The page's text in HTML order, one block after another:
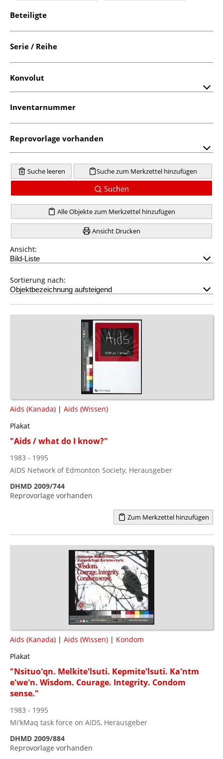
Beteiligte
Serie / Reihe
Konvolut
Inventarnummer
Reprovorlage vorhanden
Suche leeren Suche zum Merkzettel hinzufügen
Suchen
Alle Objekte zum Merkzettel hinzufügen
Ansicht Drucken
Ansicht:
Sortierung nach:
Aids (Kanada) | Aids (Wissen)
Plakat
"Aids / what do I know?"
1983 - 1995
AIDS Network of Edmonton Society, Herausgeber
DHMD 2009/744
Reprovorlage vorhanden
Zum Merkzettel hinzufügen
Aids (Kanada) | Aids (Wissen) | Kondom
Plakat
"Nsituo'qn. Melkite'lsuti. Kepmite'lsuti. Ka'ntm
e'we'n. Wisdom. Courage. Integrity. Condom
sense."
1983 - 1995
Mi'kMaq task force on AIDS, Herausgeber
DHMD 2009/884
Reprovorlage vorhanden